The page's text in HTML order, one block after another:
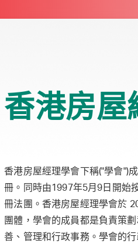
香港房屋
香港房屋經理學會下稱("學會")
冊。同時由1997年5月9日開始
冊法團。香港房屋經理學會於
團體，學會的成員都是負責策
善、管理和行政事務。學會的